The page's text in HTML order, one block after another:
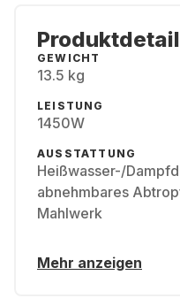
GEWICHT
13.5 kg
LEISTUNG
1450W
AUSSTATTUNG
Heißwasser-/​
abnehmbares
Mahlwerk
Mehr anzeigen